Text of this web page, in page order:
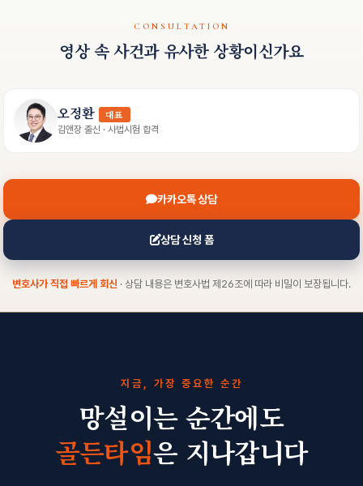
CONSULTATION
영상 속 사건과 유사한 상황이신가요
오정환 대표
김앤장 출신 · 사법시험 합격
카카오톡 상담
상담 신청 폼
변호사가 직접 빠르게 회신 · 상담 내용은 변호사법 제26조에 따라 비밀이 보장됩니다.
지금, 가장 중요한 순간
망설이는 순간에도
골든타임은 지나갑니다